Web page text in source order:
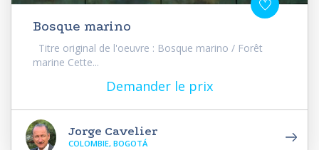
Bosque marino
Titre original de l'oeuvre : Bosque marino / Forêt
marine Cette...
Demander le prix
Jorge Cavelier
COLOMBIE, BOGOTÁ